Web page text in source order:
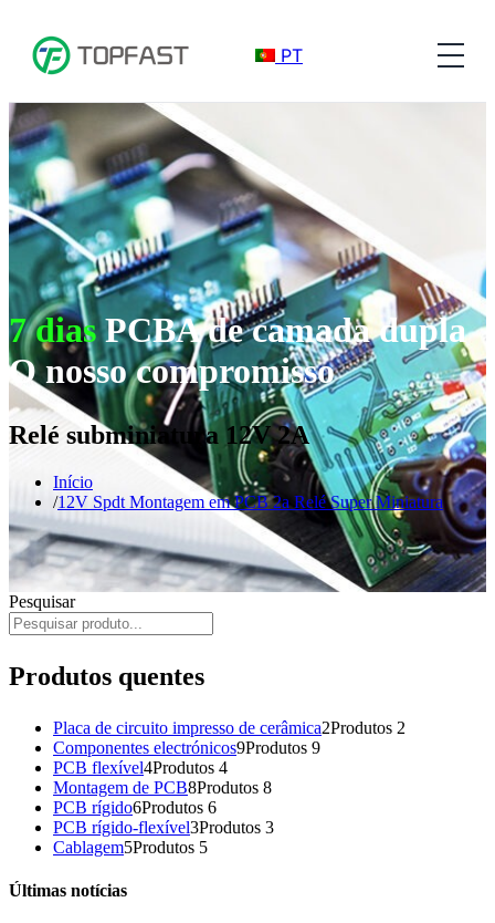
PT
7 diasPCBA de camada dupla
O nosso compromisso
Relé subminiatura 12V 2A
Início
12V Spdt Montagem em PCB 2a Relé Super Miniatura
Pesquisar
Produtos quentes
Placa de circuito impresso de cerâmica2Produtos 2
Componentes electrónicos9Produtos 9
PCB flexível4Produtos 4
Montagem de PCB8Produtos 8
PCB rígido6Produtos 6
PCB rígido-flexível3Produtos 3
Cablagem5Produtos 5
Últimas notícias